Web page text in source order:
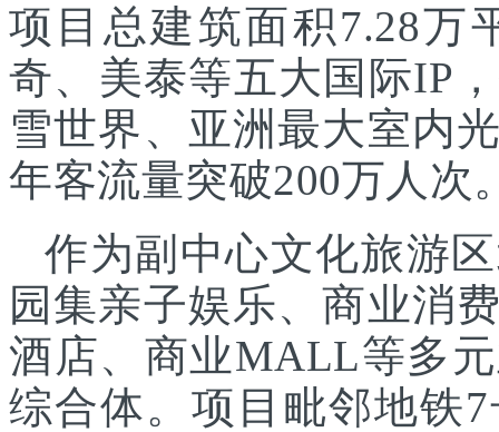
项目总建筑面积7.28万
奇、美泰等五大国际IP
雪世界、亚洲最大室内
年客流量突破200万人次
作为副中心文化旅游
园集亲子娱乐、商业消
酒店、商业MALL等多
综合体。项目毗邻地铁